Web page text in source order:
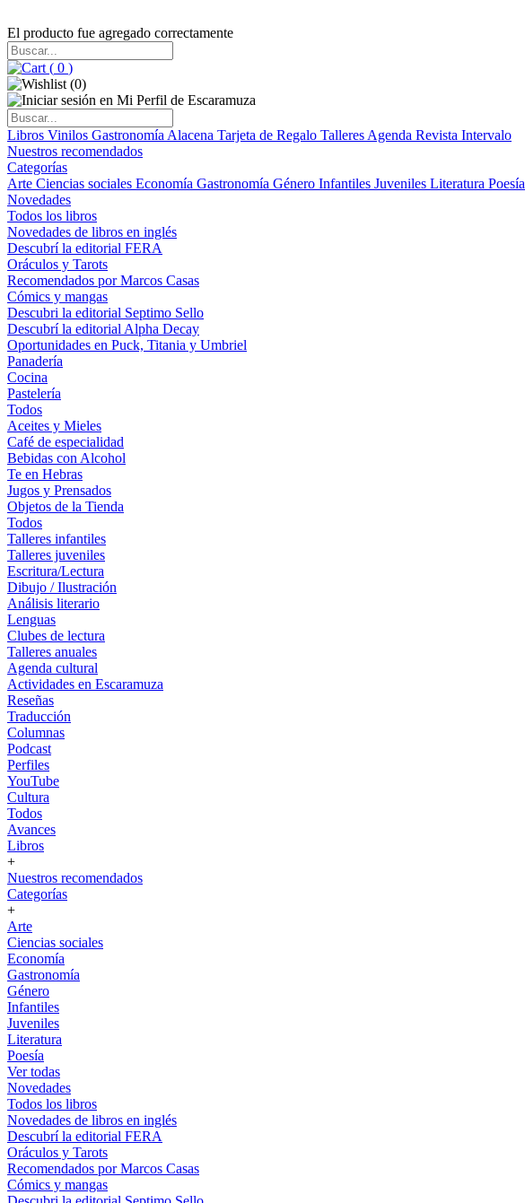
El producto fue agregado correctamente
( 0 )
(0)
Libros Vinilos Gastronomía Alacena Tarjeta de Regalo Talleres Agenda Revista Intervalo
Nuestros recomendados
Categorías
Arte Ciencias sociales Economía Gastronomía Género Infantiles Juveniles Literatura Poesía
Novedades
Todos los libros
Novedades de libros en inglés
Descubrí la editorial FERA
Oráculos y Tarots
Recomendados por Marcos Casas
Cómics y mangas
Descubri la editorial Septimo Sello
Descubrí la editorial Alpha Decay
Oportunidades en Puck, Titania y Umbriel
Panadería
Cocina
Pastelería
Todos
Aceites y Mieles
Café de especialidad
Bebidas con Alcohol
Te en Hebras
Jugos y Prensados
Objetos de la Tienda
Todos
Talleres infantiles
Talleres juveniles
Escritura/Lectura
Dibujo / Ilustración
Análisis literario
Lenguas
Clubes de lectura
Talleres anuales
Agenda cultural
Actividades en Escaramuza
Reseñas
Traducción
Columnas
Podcast
Perfiles
YouTube
Cultura
Todos
Avances
Libros
+
Nuestros recomendados
Categorías
+
Arte
Ciencias sociales
Economía
Gastronomía
Género
Infantiles
Juveniles
Literatura
Poesía
Ver todas
Novedades
Todos los libros
Novedades de libros en inglés
Descubrí la editorial FERA
Oráculos y Tarots
Recomendados por Marcos Casas
Cómics y mangas